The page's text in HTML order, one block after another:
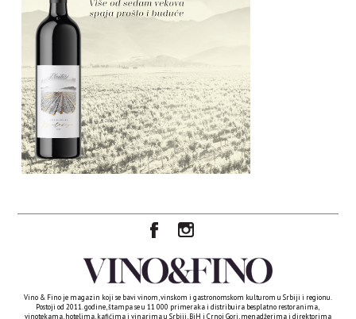
Vino & Fino je magazin koji se bavi vinom, vinskom i gastronomskom kulturom u Srbiji i regionu.
Postoji od 2011. godine, štampa se u 11 000 primeraka i distribuira besplatno restoranima,
vinotekama, hotelima, kafićima i vinarima u Srbiji, BiH i Crnoj Gori, menadžerima i direktorima